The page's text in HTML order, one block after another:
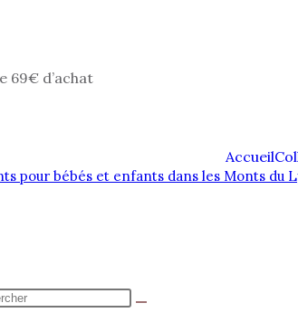
69€ d’achat
Accueil
pour bébés et enfants dans les Monts du